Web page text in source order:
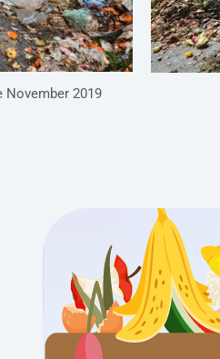
November 2019